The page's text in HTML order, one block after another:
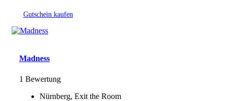
Gutschein kaufen
Madness
1 Bewertung
Nürnberg, Exit the Room